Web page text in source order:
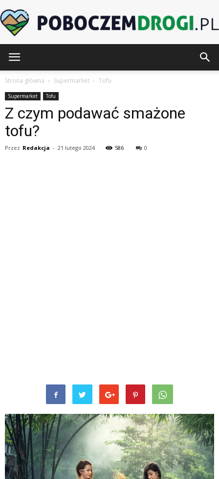
Strona główna Supermarket Tofu
Supermarket Tofu
Z czym podawać smażone
tofu?
Przez Redakcja - 21 lutego 2024 586 0